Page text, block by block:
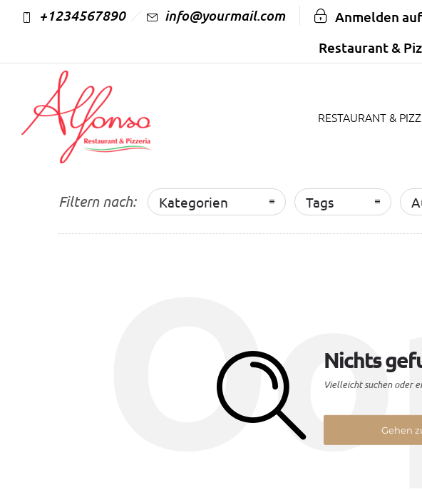
+1234567890 info@yourmail.com
Anmelden
Restaurant &
RESTAURANT &
Filtern nach: Kategorien Tags
Nichts
Vielleicht suchen oder
Gehen